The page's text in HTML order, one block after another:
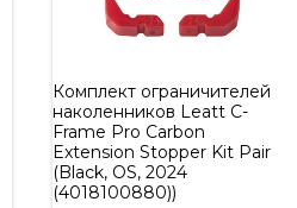
Комплект ограничителей
наколенников Leatt C-
Frame Pro Carbon
Extension Stopper Kit Pair
(Black, OS, 2024
(4018100880))